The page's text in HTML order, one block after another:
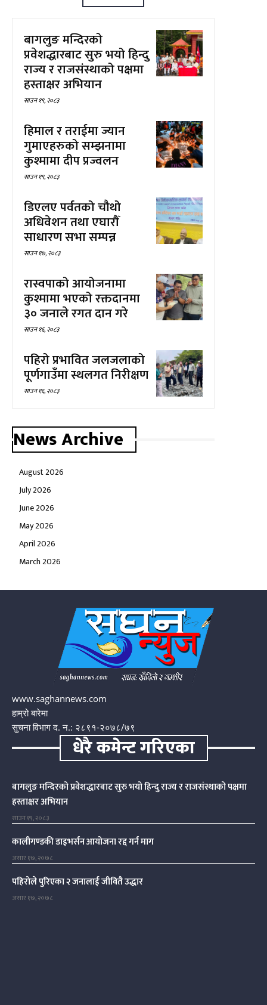
बागलुङ मन्दिरको
प्रवेशद्धारबाट सुरु भयो हिन्दु
राज्य र राजसंस्थाको पक्षमा
हस्ताक्षर अभियान
साउन १९, २०८३
हिमाल र तराईमा ज्यान
गुमाएहरुको सम्झनामा
कुश्मामा दीप प्रज्वलन
साउन १९, २०८३
डिएलए पर्वतको चौथो
अधिवेशन तथा एघारौँ
साधारण सभा सम्पन्न
साउन १७, २०८३
रास्वपाको आयोजनामा
कुश्मामा भएको रक्तदानमा
३० जनाले रगत दान गरे
साउन १६, २०८३
पहिरो प्रभावित जलजलाको
पूर्णगाउँमा स्थलगत निरीक्षण
साउन १६, २०८३
News Archive
August 2026
July 2026
June 2026
May 2026
April 2026
March 2026
www.saghannews.com
हाम्रो बारेमा
सुचना विभाग द. न.: २८९१-२०७८/७९
धेरै कमेन्ट गरिएका
बागलुङ मन्दिरको प्रवेशद्धारबाट सुरु भयो हिन्दु राज्य र राजसंस्थाको पक्षमा
हस्ताक्षर अभियान
साउन १९, २०८३
कालीगण्डकी डाइभर्सन आयोजना रद्द गर्न माग
असार १७, २०७८
पहिरोले पुरिएका २ जनालाई जीवितै उद्धार
असार १७, २०७८